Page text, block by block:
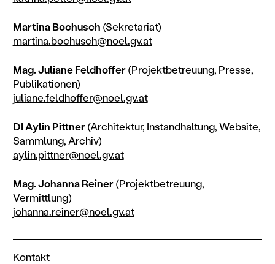
Martina Bochusch (Sekretariat)
martina.bochusch@​noel.gv.at
Mag. Juliane Feldhoffer(Projektbetreuung, Presse,
Publikationen)
juliane.feldhoffer@​noel.gv.at
DI Aylin Pittner(Architektur, Instandhaltung, Website,
Sammlung, Archiv)
aylin.pittner@​noel.gv.at
Mag. Johanna Reiner(Projektbetreuung,
Vermittlung)
johanna.reiner@​noel.gv.at
Kontakt